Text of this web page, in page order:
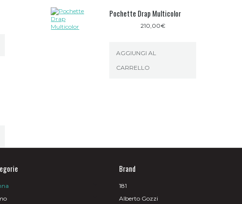
Pochette Drap Multicolor
210,00€
AGGIUNGI AL
CARRELLO
Brand
181
Alberto Gozzi